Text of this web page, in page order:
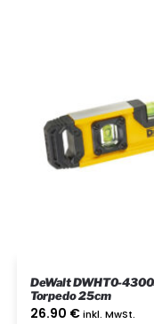
DeWalt DWHT0-
Torpedo 25cm
26.90 € inkl. MwSt.